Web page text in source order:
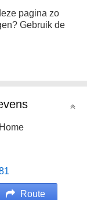
pagina zo
Gebruik de
Route